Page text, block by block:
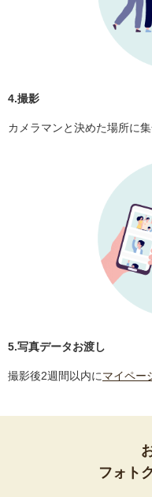
4.撮影
カメラマンと決めた場所に
5.写真データお渡し
撮影後2週間以内にマイペー
フォト